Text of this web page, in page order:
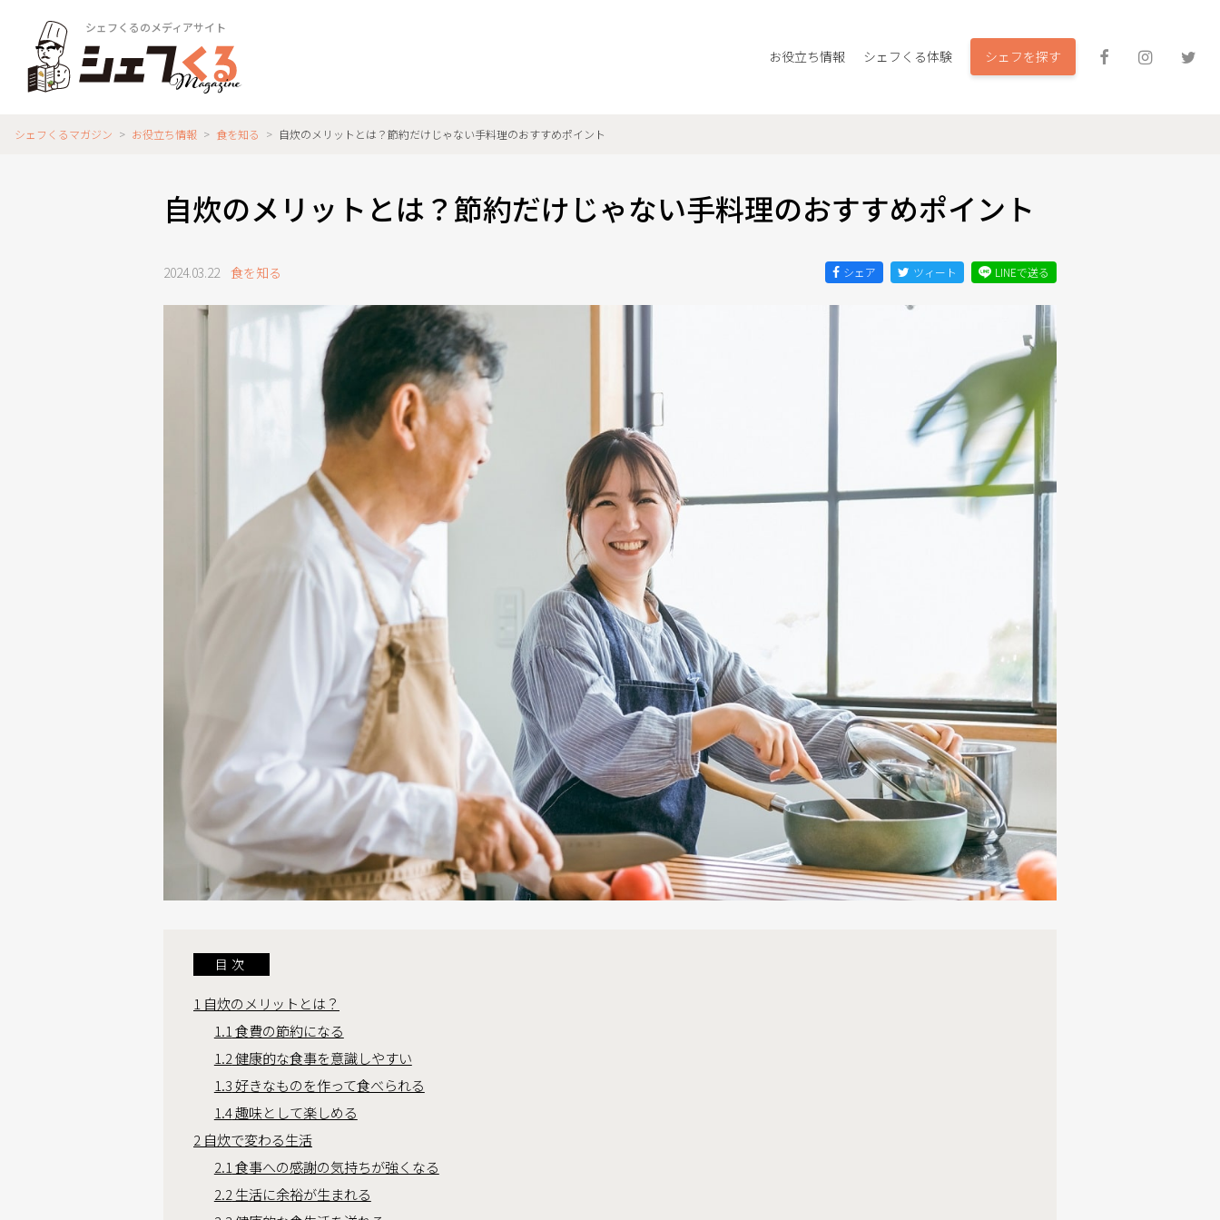
シェフくるのメディアサイト
お役立ち情報 シェフくる体験 シェフを探す
シェフくるマガジン > お役立ち情報 > 食を知る > 自炊のメリットとは？節約だけじゃない手料理のおすすめポイント
自炊のメリットとは？節約だけじゃない手料理のおすすめポイント
2024.03.22 食を知る シェア ツィート LINEで送る
目次
1 自炊のメリットとは？
1.1食費の節約になる
1.2健康的な食事を意識しやすい
1.3好きなものを作って食べられる
1.4趣味として楽しめる
2 自炊で変わる生活
2.1食事への感謝の気持ちが強くなる
2.2生活に余裕が生まれる